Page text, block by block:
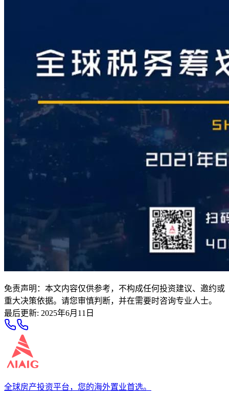
免责声明：本文内容仅供参考，不构成任何投资建议、邀约或
重大决策依据。请您审慎判断，并在需要时咨询专业人士。
最后更新: 2025年6月11日
全球房产投资平台，您的海外置业首选。